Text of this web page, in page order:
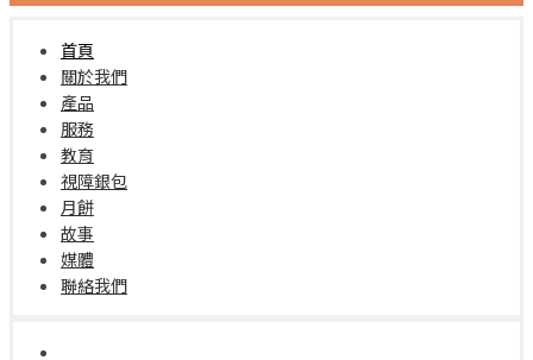
首頁
關於我們
產品
服務
教育
視障銀包
月餅
故事
媒體
聯絡我們